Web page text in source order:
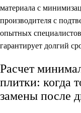
материала с
производителя с
опытных
гарантирует долгий
Расчет
плитки: когда
замены после